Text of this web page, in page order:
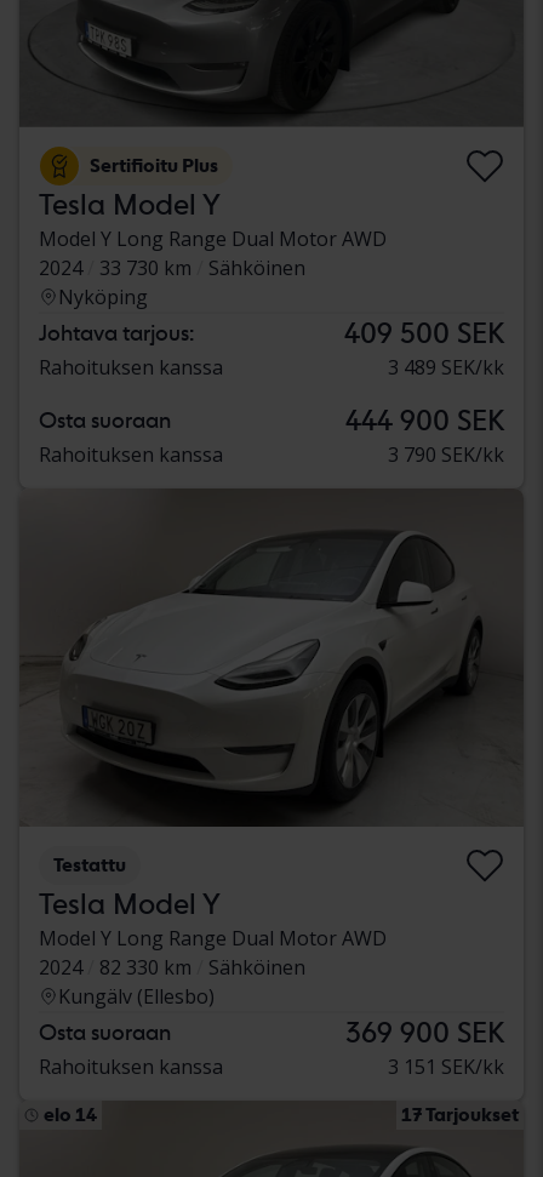
Sertifioitu Plus
Tesla Model Y
Model Y Long Range Dual Motor AWD
2024
33 730 km
Sähköinen
Nyköping
Johtava tarjous: 409 500 SEK
Rahoituksen kanssa 3 489 SEK/kk
Osta suoraan 444 900 SEK
Rahoituksen kanssa 3 790 SEK/kk
Testattu
Tesla Model Y
Model Y Long Range Dual Motor AWD
2024
82 330 km
Sähköinen
Kungälv (Ellesbo)
Osta suoraan 369 900 SEK
Rahoituksen kanssa 3 151 SEK/kk
elo 14 17 Tarjoukset